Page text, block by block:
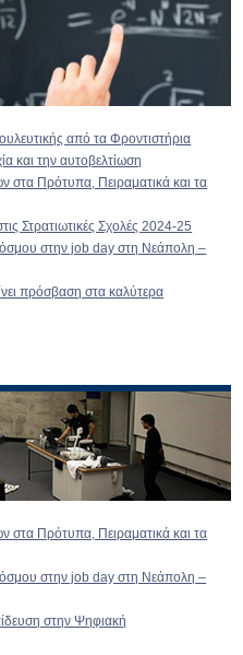
από τα Φροντιστήρια
και την αυτοβελτίωση
στα Πρότυπα, Πειραματικά και τα
Στρατιωτικές Σχολές 2024-25
στην job day στη Νεάπολη –
πρόσβαση στα καλύτερα
στα Πρότυπα, Πειραματικά και τα
στην job day στη Νεάπολη –
στην Ψηφιακή